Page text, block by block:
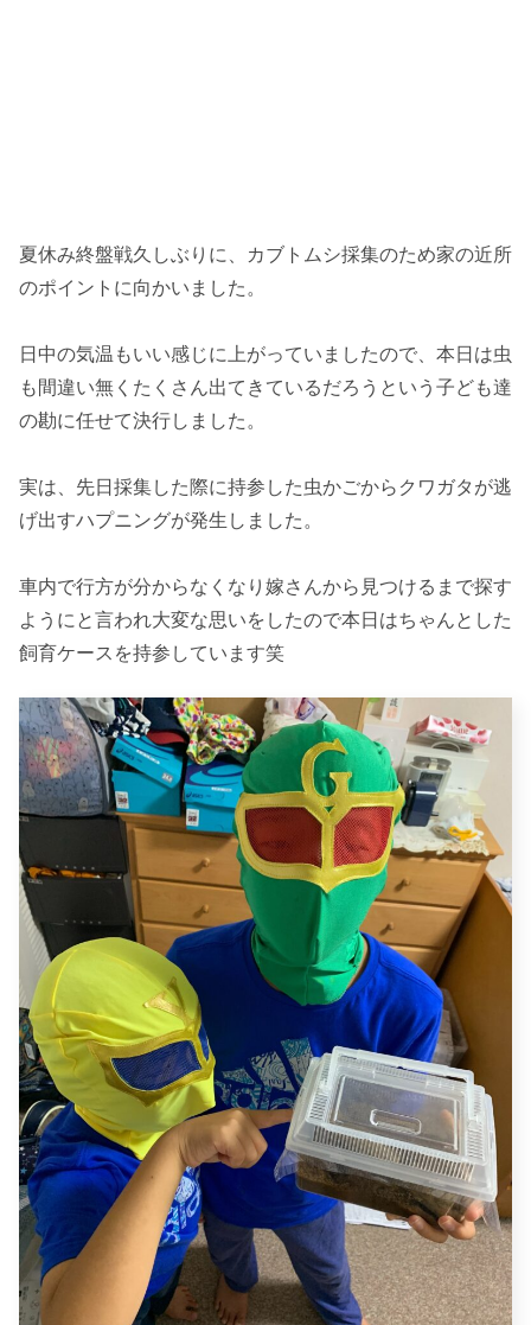
夏休み終盤戦久しぶりに、カブトムシ採集のため家の近所
のポイントに向かいました。
日中の気温もいい感じに上がっていましたので、本日は虫
も間違い無くたくさん出てきているだろうという子ども達
の勘に任せて決行しました。
実は、先日採集した際に持参した虫かごからクワガタが逃
げ出すハプニングが発生しました。
車内で行方が分からなくなり嫁さんから見つけるまで探す
ようにと言われ大変な思いをしたので本日はちゃんとした
飼育ケースを持参しています笑